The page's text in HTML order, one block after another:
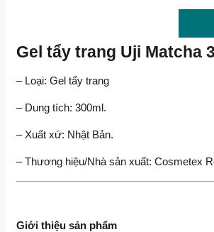
Gel tẩy trang Uji Matcha
– Loại: Gel tẩy trang
– Dung tích: 300ml.
– Xuất xứ: Nhật Bản.
– Thương hiệu/Nhà sản xuất: Cosmetex
Giới thiệu sản phẩm